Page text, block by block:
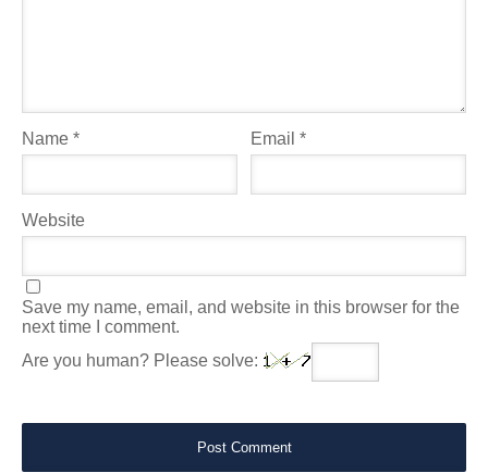
Name * Email*
Website
Save my name, email, and website in this browser for the
next time I comment.
Are you human? Please solve: